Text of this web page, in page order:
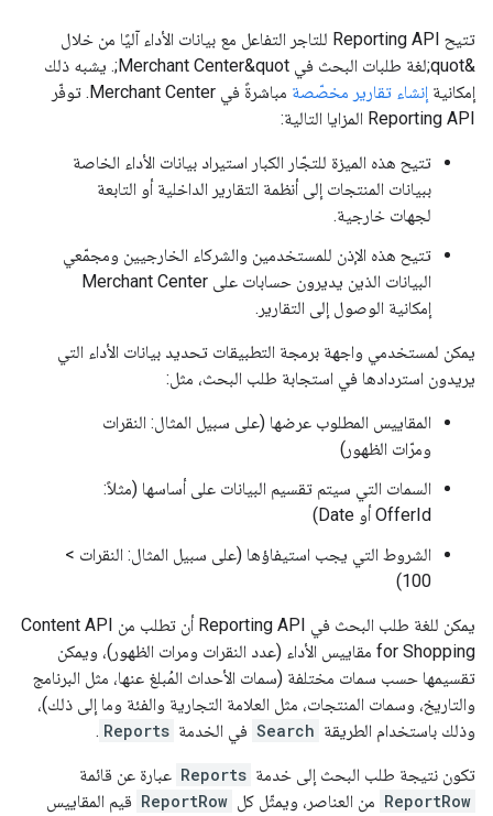
تتيح Reporting API للتاجر التفاعل مع بيانات الأداء آليًا من خلال
&quot;لغة طلبات البحث في Merchant Center&quot;. يشبه ذلك
إمكانية إنشاء تقارير مخصّصة
مباشرةً في Merchant Center. توفّر
Reporting API المزايا التالية:
تتيح هذه الميزة للتجّار الكبار استيراد بيانات الأداء الخاصة
ببيانات المنتجات إلى أنظمة التقارير الداخلية أو التابعة
لجهات خارجية.
تتيح هذه الإذن للمستخدمين والشركاء الخارجيين ومجمّعي
البيانات الذين يديرون حسابات على Merchant Center
إمكانية الوصول إلى التقارير.
يمكن لمستخدمي واجهة برمجة التطبيقات تحديد بيانات الأداء التي
يريدون استردادها في استجابة طلب البحث، مثل:
المقاييس المطلوب عرضها (على سبيل المثال: النقرات
ومرّات الظهور)
السمات التي سيتم تقسيم البيانات على أساسها (مثلاً:
OfferId أو Date)
الشروط التي يجب استيفاؤها (على سبيل المثال: النقرات >
100)
يمكن للغة طلب البحث في Reporting API أن تطلب من Content API
for Shopping مقاييس الأداء (عدد النقرات ومرات الظهور)، ويمكن
تقسيمها حسب سمات مختلفة (سمات الأحداث المُبلغ عنها، مثل البرنامج
والتاريخ، وسمات المنتجات، مثل العلامة التجارية والفئة وما إلى ذلك)،
وذلك باستخدام الطريقة Search في الخدمة Reports
.
تكون نتيجة طلب البحث إلى خدمة Reports عبارة عن قائمة
ReportRow من العناصر، ويمثّل كل ReportRow قيم المقاييس